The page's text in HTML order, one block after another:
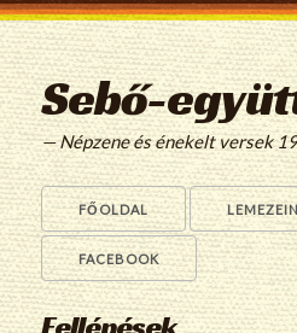
Sebő-
— Népzene és énekelt versek
FŐOLDAL
FACEBOOK